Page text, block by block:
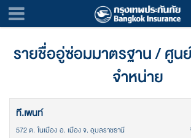
รายชื่ออู่ซ่อมมาตรฐาน / ศูน
จำหน่าย
ที.เพนท์
572 ต. ในเมือง อ. เมือง จ. อุบลราชธานี